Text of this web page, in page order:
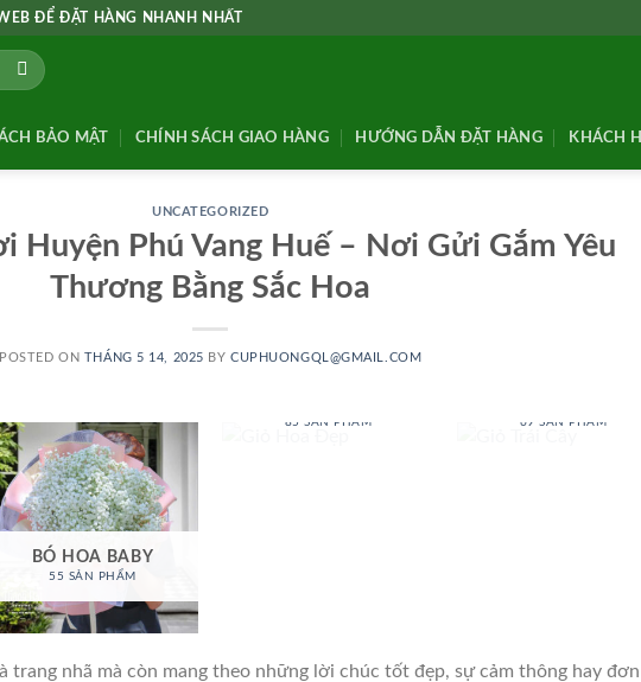
ĐỂ ĐẶT HÀNG NHANH NHẤT
BẢO MẬT CHÍNH SÁCH GIAO HÀNG HƯỚNG DẪN ĐẶT HÀNG KHÁCH
UNCATEGORIZED
Huyện Phú Vang Huế – Nơi Gửi Gắm Yêu
Thương Bằng Sắc Hoa
POSTED ON THÁNG 5 14, 2025 BYCUPHUONGQL@GMAIL.COM
BÓ HOA BABY
55 SẢN PHẨM
85 SẢN PHẨM 69 SẢN PHẨM
trang nhã mà còn mang theo những lời chúc tốt đẹp, sự cảm thông hay đơn